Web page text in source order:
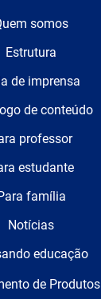
somos
Estrutura
de imprensa
de conteúdo
professor
estudante
família
Notícias
educação
de Produtos